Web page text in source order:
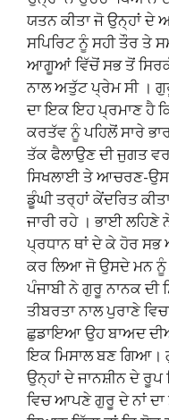
ਯਤਨ ਕੀਤਾ ਜੋ ਉਨ੍ਹਾਂ ਦੇ
ਸਪਿਰਿਟ ਨੂੰ ਸਹੀ ਤੌਰ ਤੇ
ਆਗੂਆਂ ਵਿੱਚੋਂ ਸਭ ਤੋਂ
ਨਾਲ ਅਤੁੱਟ ਪ੍ਰੇਮ ਸੀ ।
ਦਾ ਇਕ ਇਹ ਪ੍ਰਮਾਣ ਹੈ
ਕਰਤੱਵ ਨੂੰ ਪਹਿਲੋਂ ਸਾਰੇ
ਤੱਕ ਫੈਲਾਉਣ ਦੀ ਜੁਗਤ
ਸਿਖਲਾਈ ਤੇ ਆਚਰਣ-
ਡੂੰਘੀ ਤਰ੍ਹਾਂ ਕੇਂਦਰਿਤ
ਜਾਰੀ ਰਹੇ । ਭਾਈ
ਪ੍ਰਧਾਨ ਥਾਂ ਦੇ ਕੇ ਹੋਰ
ਕਰ ਲਿਆ ਜੋ ਉਸਦੇ ਮਨ ਨੂੰ
ਪੰਜਾਬੀ ਨੇ ਗੁਰੂ ਨਾਨਕ
ਤੀਬਰਤਾ ਨਾਲ ਪੁਰਾਣੇ
ਛੁਡਾਇਆ ਉਹ ਬਾਅਦ
ਇਕ ਮਿਸਾਲ ਬਣ ਗਿਆ।
ਉਨ੍ਹਾਂ ਦੇ ਜਾਨਸ਼ੀਨ ਦੇ
ਵਿਚ ਆਪਣੇ ਗੁਰੂ ਦੇ ਨਾਂ ਦਾ